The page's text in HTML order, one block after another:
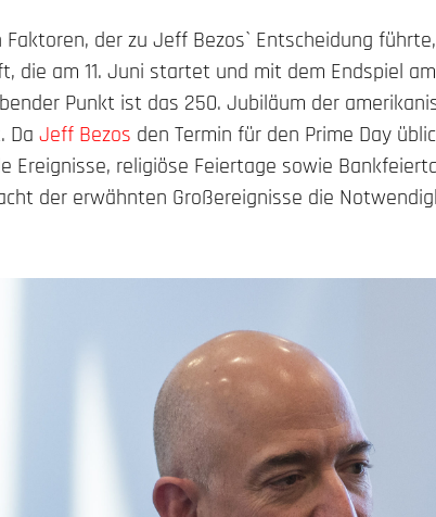
der zu Jeff Bezos` Entscheidung
die am 11. Juni startet und mit dem Endspiel
Punkt ist das 250. Jubiläum der
DaJeff Bezos den Termin für den Prime Day
Ereignisse, religiöse Feiertage sowie
der erwähnten Großereignisse die